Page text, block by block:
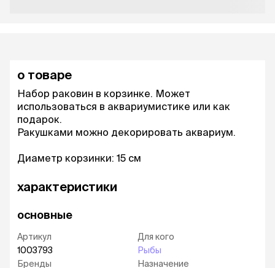
о товаре
Набор раковин в корзинке. Может
использоваться в аквариумистике или как
подарок.
Ракушками можно декорировать аквариум.
Диаметр корзинки: 15 см
характеристики
основные
Артикул
1003793
Бренды
Для кого
Рыбы
Назначение